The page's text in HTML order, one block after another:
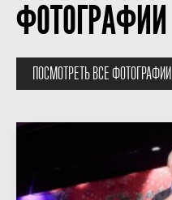
ФОТОГРАФИИ
ПОСМОТРЕТЬ ВСЕ ФОТОГРАФИИ